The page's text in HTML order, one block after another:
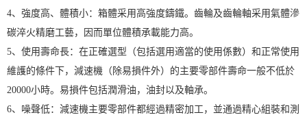
4、強度高、體積小：箱體采用高強度鑄鐵。齒輪及齒輪軸采用氣體滲
碳淬火精磨工藝，因而單位體積承載能力高。
5、使用壽命長：在正確選型（包括選用適當的使用係數）和正常使用
維護的條件下，減速機（除易損件外）的主要零部件壽命一般不低於
20000小時。易損件包括潤滑油，油封以及軸承。
6、噪聲低：減速機主要零部件都經過精密加工，並通過精心組裝和測